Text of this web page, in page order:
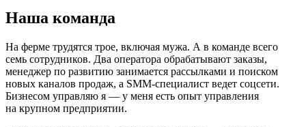
Наша команда
На ферме трудятся трое, включая мужа. А в команде всего
семь сотрудников. Два оператора обрабатывают заказы,
менеджер по развитию занимается рассылками и поиском
новых каналов продаж, а SMM-специалист ведет соцсети.
Бизнесом управляю я — у меня есть опыт управления
на крупном предприятии.